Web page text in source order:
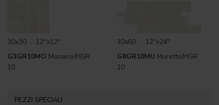
30x30 . 12"x12"
G3GR10MO Mosaico/HGR
10
30x60 . 12"x24"
G8GR10MU Muretto/HGR
10
PEZZI SPECIALI